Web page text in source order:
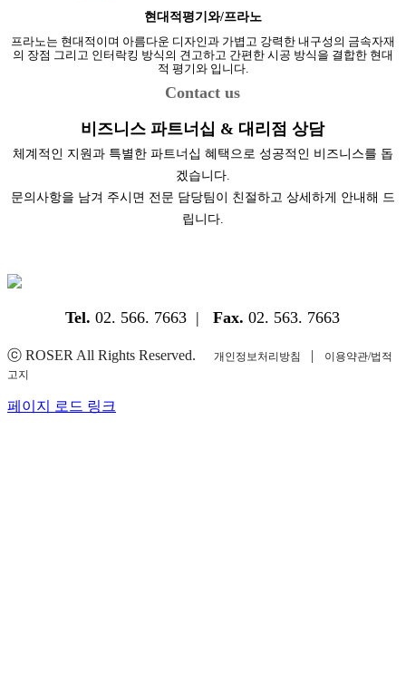
현대적평기와/프라노
프라노는 현대적이며 아름다운 디자인과 가볍고 강력한 내구성의 금속자재
의 장점 그리고 인터락킹 방식의 견고하고 간편한 시공 방식을 결합한 현대
적 평기와 입니다.
Contact us
비즈니스 파트너십 & 대리점 상담
체계적인 지원과 특별한 파트너십 혜택으로 성공적인 비즈니스를 돕
겠습니다.
문의사항을 남겨 주시면 전문 담당팀이 친절하고 상세하게 안내해 드
립니다.
Tel. 02. 566. 7663 |Fax. 02. 563. 7663
ⓒ ROSER All Rights Reserved. 개인정보처리방침 |
이용약관/법적
고지
YouTube
Instagram
Facebook
Blogger
페이지 로드 링크